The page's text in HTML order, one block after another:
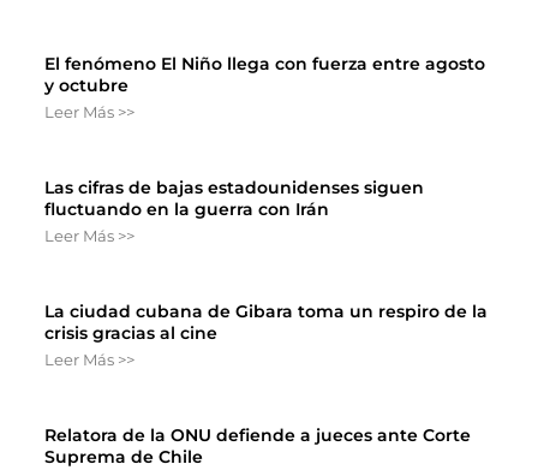
El fenómeno El Niño llega con fuerza entre agosto
y octubre
Leer Más >>
Las cifras de bajas estadounidenses siguen
fluctuando en la guerra con Irán
Leer Más >>
La ciudad cubana de Gibara toma un respiro de la
crisis gracias al cine
Leer Más >>
Relatora de la ONU defiende a jueces ante Corte
Suprema de Chile